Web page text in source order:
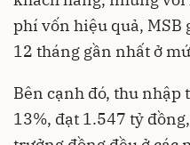
phí vốn hiệu quả,
12 tháng gần nhất ở
Bên cạnh đó, thu nhập
13%, đạt 1.547 tỷ